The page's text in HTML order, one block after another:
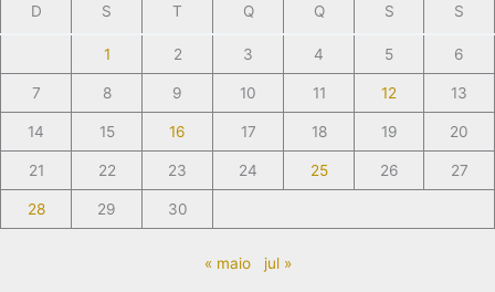
D S T Q Q S S
1 2 3 4 5 6
7 8 9 10 11 12 13
14 15 16 17 18 19 20
21 22 23 24 25 26 27
28 29 30
« maio jul »